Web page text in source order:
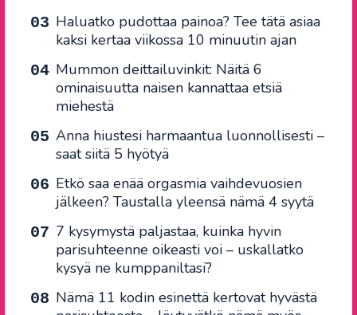
Haluatko pudottaa painoa? Tee tätä asiaa
kaksi kertaa viikossa 10 minuutin ajan
Mummon deittailuvinkit: Näitä 6
ominaisuutta naisen kannattaa etsiä
miehestä
Anna hiustesi harmaantua luonnollisesti –
saat siitä 5 hyötyä
Etkö saa enää orgasmia vaihdevuosien
jälkeen? Taustalla yleensä nämä 4 syytä
7 kysymystä paljastaa, kuinka hyvin
parisuhteenne oikeasti voi – uskallatko
kysyä ne kumppaniltasi?
Nämä 11 kodin esinettä kertovat hyvästä